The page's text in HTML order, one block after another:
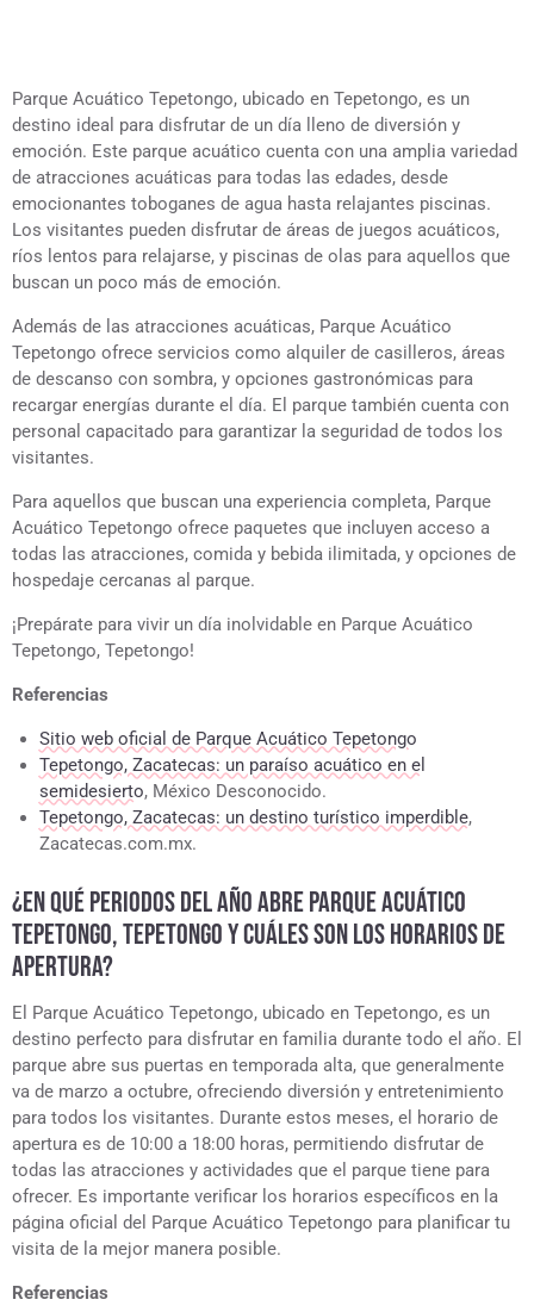
Parque Acuático Tepetongo, ubicado en Tepetongo, es un
destino ideal para disfrutar de un día lleno de diversión y
emoción. Este parque acuático cuenta con una amplia variedad
de atracciones acuáticas para todas las edades, desde
emocionantes toboganes de agua hasta relajantes piscinas.
Los visitantes pueden disfrutar de áreas de juegos acuáticos,
ríos lentos para relajarse, y piscinas de olas para aquellos que
buscan un poco más de emoción.
Además de las atracciones acuáticas, Parque Acuático
Tepetongo ofrece servicios como alquiler de casilleros, áreas
de descanso con sombra, y opciones gastronómicas para
recargar energías durante el día. El parque también cuenta con
personal capacitado para garantizar la seguridad de todos los
visitantes.
Para aquellos que buscan una experiencia completa, Parque
Acuático Tepetongo ofrece paquetes que incluyen acceso a
todas las atracciones, comida y bebida ilimitada, y opciones de
hospedaje cercanas al parque.
¡Prepárate para vivir un día inolvidable en Parque Acuático
Tepetongo, Tepetongo!
Referencias
Sitio web oficial de Parque Acuático Tepetongo
Tepetongo, Zacatecas: un paraíso acuático en el
semidesierto, México Desconocido.
Tepetongo, Zacatecas: un destino turístico imperdible,
Zacatecas.com.mx.
¿EN QUÉ PERIODOS DEL AÑO ABRE PARQUE ACUÁTICO
TEPETONGO, TEPETONGO Y CUÁLES SON LOS HORARIOS DE
APERTURA?
El Parque Acuático Tepetongo, ubicado en Tepetongo, es un
destino perfecto para disfrutar en familia durante todo el año. El
parque abre sus puertas en temporada alta, que generalmente
va de marzo a octubre, ofreciendo diversión y entretenimiento
para todos los visitantes. Durante estos meses, el horario de
apertura es de 10:00 a 18:00 horas, permitiendo disfrutar de
todas las atracciones y actividades que el parque tiene para
ofrecer. Es importante verificar los horarios específicos en la
página oficial del Parque Acuático Tepetongo para planificar tu
visita de la mejor manera posible.
Referencias